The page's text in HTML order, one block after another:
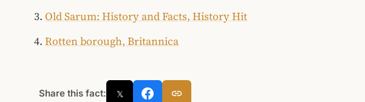
Old Sarum: History and Facts, History Hit
Rotten borough, Britannica
Share this fact: 𝕏